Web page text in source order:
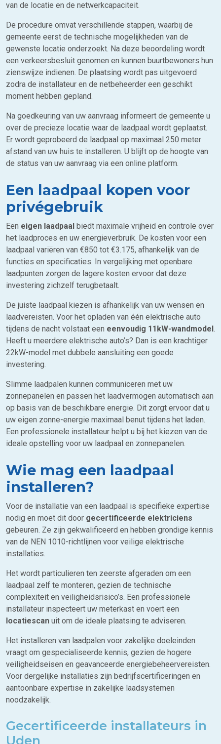
van de locatie en de netwerkcapaciteit.
De procedure omvat verschillende stappen, waarbij de
gemeente eerst de technische mogelijkheden van de
gewenste locatie onderzoekt. Na deze beoordeling wordt
een verkeersbesluit genomen en kunnen buurtbewoners hun
zienswijze indienen. De plaatsing wordt pas uitgevoerd
zodra de installateur en de netbeheerder een geschikt
moment hebben gepland.
Na goedkeuring van uw aanvraag informeert de gemeente u
over de precieze locatie waar de laadpaal wordt geplaatst.
Er wordt geprobeerd de laadpaal op maximaal 250 meter
afstand van uw huis te installeren. U blijft op de hoogte van
de status van uw aanvraag via een online platform.
Een laadpaal kopen voor
privégebruik
Een eigen laadpaal biedt maximale vrijheid en controle over
het laadproces en uw energieverbruik. De kosten voor een
laadpaal variëren van €850 tot €3.175, afhankelijk van de
functies en specificaties. In vergelijking met openbare
laadpunten zorgen de lagere kosten ervoor dat deze
investering zichzelf terugbetaalt.
De juiste laadpaal kiezen is afhankelijk van uw wensen en
laadvereisten. Voor het opladen van één elektrische auto
tijdens de nacht volstaat een eenvoudig 11kW-wandmodel.
Heeft u meerdere elektrische auto’s? Dan is een krachtiger
22kW-model met dubbele aansluiting een goede
investering.
Slimme laadpalen kunnen communiceren met uw
zonnepanelen en passen het laadvermogen automatisch aan
op basis van de beschikbare energie. Dit zorgt ervoor dat u
uw eigen zonne-energie maximaal benut tijdens het laden.
Een professionele installateur helpt u bij het kiezen van de
ideale opstelling voor uw laadpaal en zonnepanelen.
Wie mag een laadpaal
installeren?
Voor de installatie van een laadpaal is specifieke expertise
nodig en moet dit door gecertificeerde elektriciens
gebeuren. Ze zijn gekwalificeerd en hebben grondige kennis
van de NEN 1010-richtlijnen voor veilige elektrische
installaties.
Het wordt particulieren ten zeerste afgeraden om een
laadpaal zelf te monteren, gezien de technische
complexiteit en veiligheidsrisico’s. Een professionele
installateur inspecteert uw meterkast en voert een
locatiescan uit om de ideale plaatsing te adviseren.
Het installeren van laadpalen voor zakelijke doeleinden
vraagt om gespecialiseerde kennis, gezien de hogere
veiligheidseisen en geavanceerde energiebeheervereisten.
Voor dergelijke installaties zijn bedrijfscertificeringen en
aantoonbare expertise in zakelijke laadsystemen
noodzakelijk.
Gecertificeerde installateurs in
Uden